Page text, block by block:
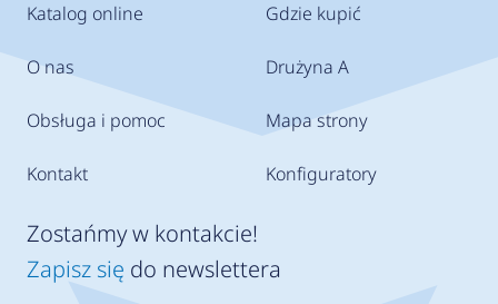
Katalog online
O nas
Obsługa i pomoc
Kontakt
Gdzie kupić
Drużyna A
Mapa strony
Konfiguratory
Zostańmy w kontakcie!
Zapisz się do newslettera